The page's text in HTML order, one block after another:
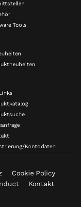
Tools
Kontodaten
Cookie Policy
Kontakt